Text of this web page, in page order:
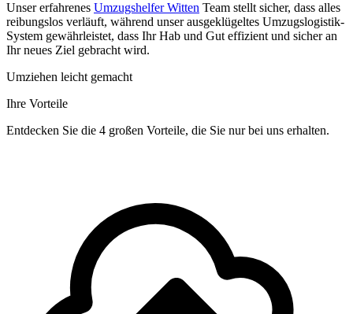
Unser erfahrenes Umzugshelfer Witten Team stellt sicher, dass alles
reibungslos verläuft, während unser ausgeklügeltes Umzugslogistik-
System gewährleistet, dass Ihr Hab und Gut effizient und sicher an
Ihr neues Ziel gebracht wird.
Umziehen leicht gemacht
Ihre Vorteile
Entdecken Sie die 4 großen Vorteile, die Sie nur bei uns erhalten.